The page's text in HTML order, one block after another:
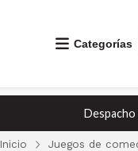
Categorías
Despacho
Inicio Juegos de